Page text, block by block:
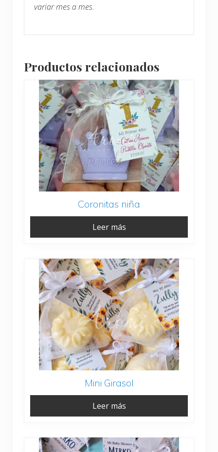
variar mes a mes.
Productos relacionados
Coronitas niña
Leer más
Mini Girasol
Leer más